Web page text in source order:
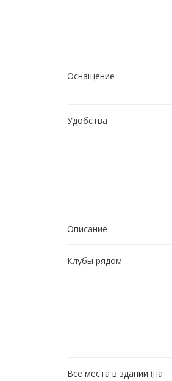
Оснащение
Удобства
Описание
Клубы рядом
Все места в здании (на